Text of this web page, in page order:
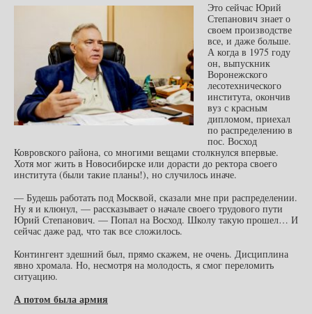
Это сейчас Юрий
Степанович знает о
своем производстве
все, и даже больше.
А когда в 1975 году
он, выпускник
Воронежского
лесотехнического
института, окончив
вуз с красным
дипломом, приехал
по распределению в
пос. Восход
Ковровского района, со многими вещами столкнулся впервые.
Хотя мог жить в Новосибирске или дорасти до ректора своего
института (были такие планы!), но случилось иначе.
— Будешь работать под Москвой, сказали мне при распределении.
Ну я и клюнул, — рассказывает о начале своего трудового пути
Юрий Степанович. — Попал на Восход. Школу такую прошел… И
сейчас даже рад, что так все сложилось.
Контингент здешний был, прямо скажем, не очень. Дисциплина
явно хромала. Но, несмотря на молодость, я смог переломить
ситуацию.
А потом была армия